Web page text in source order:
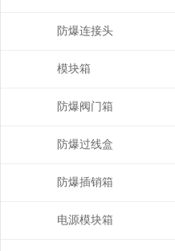
防爆连接头
模块箱
防爆阀门箱
防爆过线盒
防爆插销箱
电源模块箱